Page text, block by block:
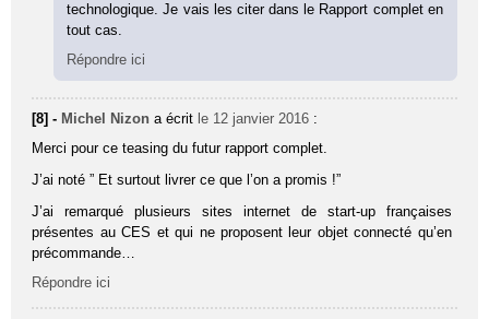
technologique. Je vais les citer dans le Rapport complet en
tout cas.
Répondre ici
[8] - Michel Nizon a écrit le 12 janvier 2016 :
Merci pour ce teasing du futur rapport complet.
J’ai noté ” Et surtout livrer ce que l’on a promis !”
J’ai remarqué plusieurs sites internet de start-up françaises
présentes au CES et qui ne proposent leur objet connecté qu’en
précommande…
Répondre ici